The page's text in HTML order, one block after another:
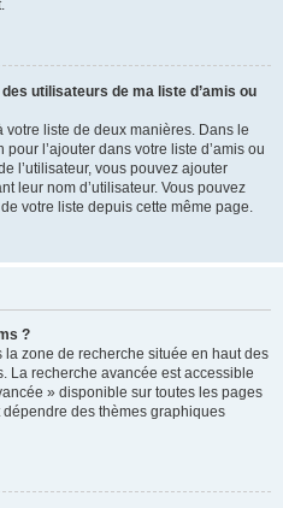
utilisateurs de ma liste d’amis ou
liste de deux manières. Dans le
l’ajouter dans votre liste d’amis ou
l’utilisateur, vous pouvez ajouter
leur nom d’utilisateur. Vous pouvez
votre liste depuis cette même page.
?
zone de recherche située en haut des
La recherche avancée est accessible
» disponible sur toutes les pages
dépendre des thèmes graphiques